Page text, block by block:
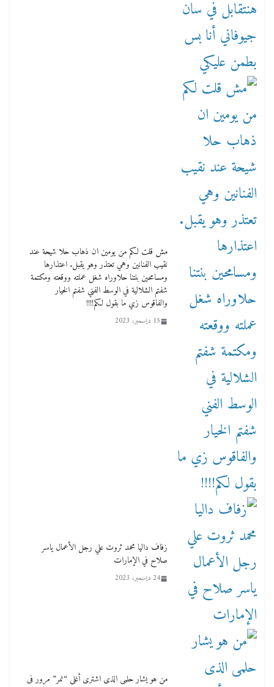
مش قلت لكم من يومين ان ذهاب حلا شيحة عند
نقيب الفنانين وهي تعتذر وهو يقبل. اعتذارها
ومسامحين بنتنا حلاوراه شغل عملته ووقعته ومكتمة
شفتم الشلالية في الوسط الفني شفتم الخيار
والفاقوس زي ما بقول لكم!!!!
15 ديسمبر، 2023
زفاف داليا محمد ثروت علي رجل الأعمال ياسر
صلاح في الإمارات
24 ديسمبر، 2023
من هو يشار حلمى الذى اشترى أغلى “نمر” مرور فى